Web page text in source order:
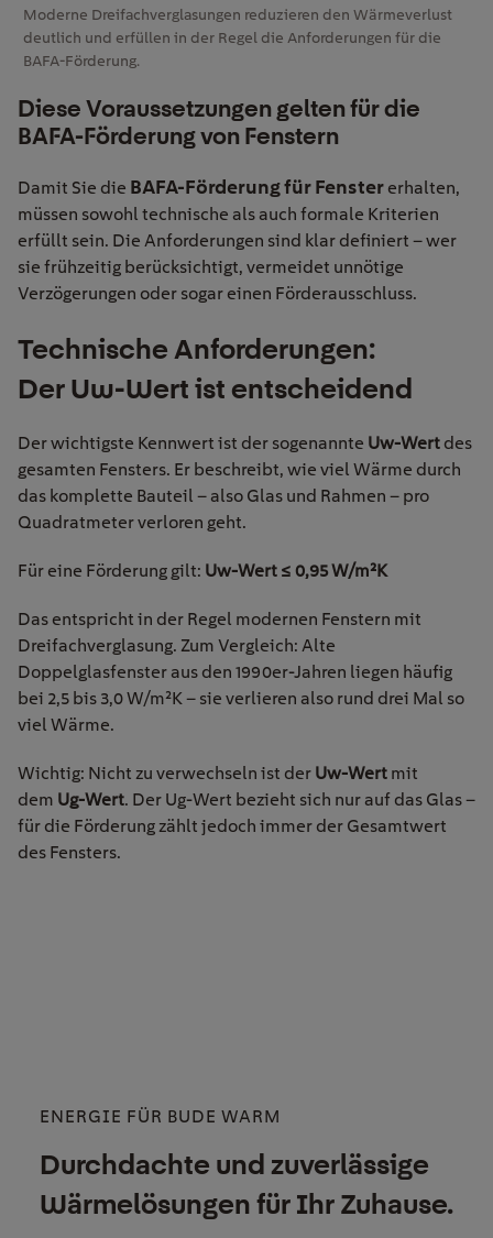
Moderne Dreifachverglasungen reduzieren den Wärmeverlust
deutlich und erfüllen in der Regel die Anforderungen für die
BAFA-Förderung.
Diese Voraussetzungen gelten für die
BAFA-Förderung von Fenstern
Damit Sie die BAFA-Förderung für Fenster erhalten,
müssen sowohl technische als auch formale Kriterien
erfüllt sein. Die Anforderungen sind klar definiert – wer
sie frühzeitig berücksichtigt, vermeidet unnötige
Verzögerungen oder sogar einen Förderausschluss.
Technische Anforderungen:
Der Uw-Wert ist entscheidend
Der wichtigste Kennwert ist der sogenannte Uw-Wert des
gesamten Fensters. Er beschreibt, wie viel Wärme durch
das komplette Bauteil – also Glas und Rahmen – pro
Quadratmeter verloren geht.
Für eine Förderung gilt: Uw-Wert ≤ 0,95 W/m²K
Das entspricht in der Regel modernen Fenstern mit
Dreifachverglasung. Zum Vergleich: Alte
Doppelglasfenster aus den 1990er-Jahren liegen häufig
bei 2,5 bis 3,0 W/m²K – sie verlieren also rund drei Mal so
viel Wärme.
Wichtig: Nicht zu verwechseln ist der Uw-Wert mit
dem Ug-Wert. Der Ug-Wert bezieht sich nur auf das Glas –
für die Förderung zählt jedoch immer der Gesamtwert
des Fensters.
ENERGIE FÜR BUDE WARM
Durchdachte und zuverlässige
Wärmelösungen für Ihr Zuhause.